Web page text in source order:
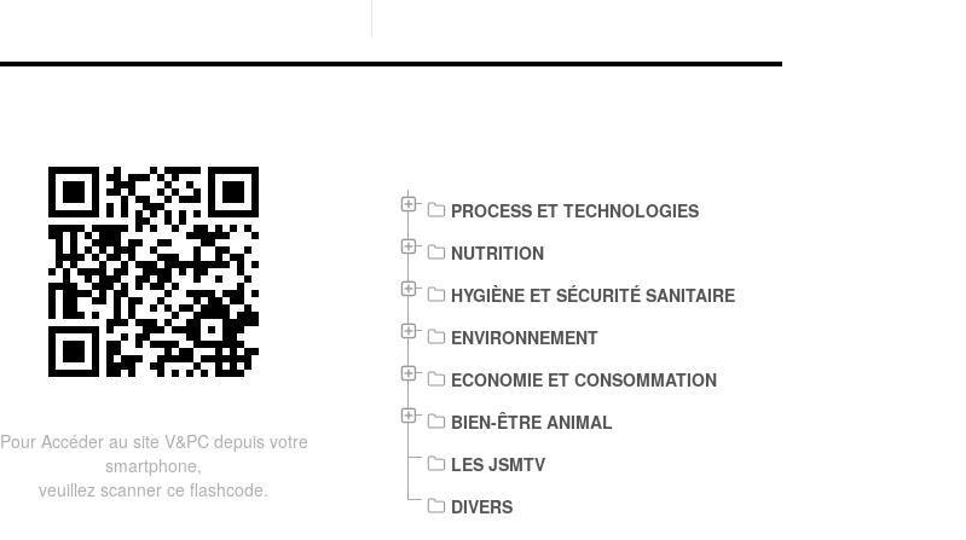
Pour Accéder au site V&PC depuis votre
smartphone,
veuillez scanner ce flashcode.
PROCESS ET TECHNOLOGIES
NUTRITION
HYGIÈNE ET SÉCURITÉ SANITAIRE
ENVIRONNEMENT
ECONOMIE ET CONSOMMATION
BIEN-ÊTRE ANIMAL
LES JSMTV
DIVERS